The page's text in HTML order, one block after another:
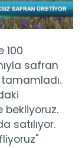
100
safran
bekliyoruz.
satılıyor.